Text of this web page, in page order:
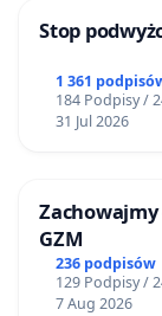
Stop
1 361
184 Podpisy /
31 Jul 2026
GZM
236 podpisów
129 Podpisy /
7 Aug 2026